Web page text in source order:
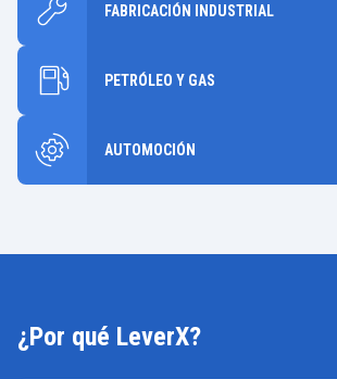
FABRICACIÓN INDUSTRIAL
PETRÓLEO Y GAS
AUTOMOCIÓN
¿Por qué LeverX?